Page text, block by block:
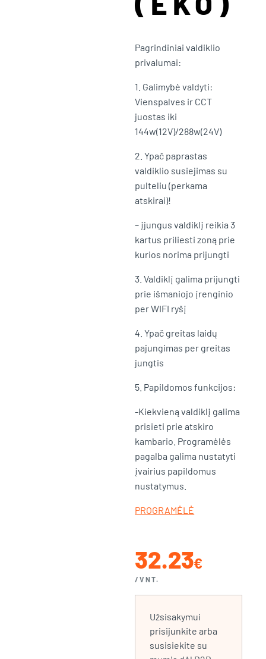
Pagrindiniai valdiklio
privalumai:
1. Galimybė valdyti:
Vienspalves ir CCT
juostas iki
144w(12V)/288w(24V)
2. Ypač paprastas
valdiklio susiejimas su
pulteliu (perkama
atskirai)!
– įjungus valdiklį reikia 3
kartus priliesti zoną prie
kurios norima prijungti
3. Valdiklį galima prijungti
prie išmaniojo įrenginio
per WIFI ryšį
4. Ypač greitas laidų
pajungimas per greitas
jungtis
5. Papildomos funkcijos:
-Kiekvieną valdiklį galima
prisieti prie atskiro
kambario. Programėlės
pagalba galima nustatyti
įvairius papildomus
nustatymus.
PROGRAMĖLĖ
32.23€
/VNT.
Užsisakymui
prisijunkite arba
susisiekite su